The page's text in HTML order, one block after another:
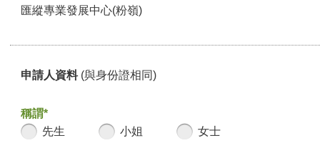
匯縱專業發展中心(粉嶺)
申請人資料 (與身份證相同)
稱謂*
先生
小姐 女士